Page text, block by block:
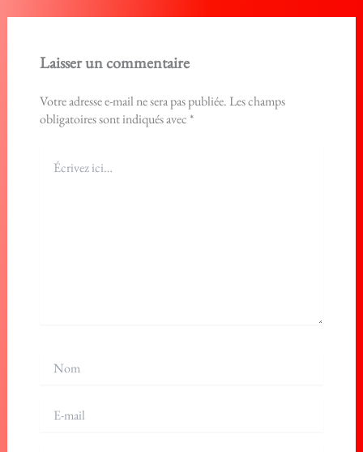
Laisser un commentaire
Votre adresse e-mail ne sera pas publiée.Les champs
obligatoires sont indiqués avec *
ici…
mail